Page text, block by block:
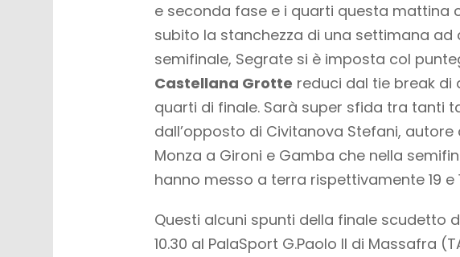
e seconda fase e i quarti questa mattina
subito la stanchezza di una settimana ad
semifinale, Segrate si è imposta col
Castellana Grotte reduci dal tie break di
quarti di finale. Sarà super sfida tra tanti
dall’opposto di Civitanova Stefani, autore
Monza a Gironi e Gamba che nella
hanno messo a terra rispettivamente 19 e
Questi alcuni spunti della finale scudetto
10.30 al PalaSport G.Paolo II di Massafra